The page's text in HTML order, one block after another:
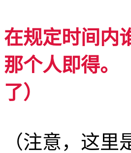
在规定时间内
那个人即得。
了）
（注意，这里